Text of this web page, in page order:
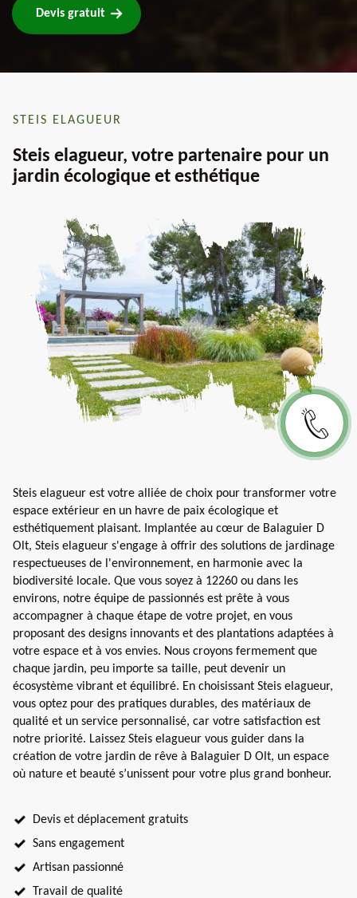
Devis gratuit
STEIS ELAGUEUR
Steis elagueur, votre partenaire pour un
jardin écologique et esthétique
Steis elagueur est votre alliée de choix pour transformer votre
espace extérieur en un havre de paix écologique et
esthétiquement plaisant. Implantée au cœur de Balaguier D
Olt, Steis elagueur s'engage à offrir des solutions de jardinage
respectueuses de l'environnement, en harmonie avec la
biodiversité locale. Que vous soyez à 12260 ou dans les
environs, notre équipe de passionnés est prête à vous
accompagner à chaque étape de votre projet, en vous
proposant des designs innovants et des plantations adaptées à
votre espace et à vos envies. Nous croyons fermement que
chaque jardin, peu importe sa taille, peut devenir un
écosystème vibrant et équilibré. En choisissant Steis elagueur,
vous optez pour des pratiques durables, des matériaux de
qualité et un service personnalisé, car votre satisfaction est
notre priorité. Laissez Steis elagueur vous guider dans la
création de votre jardin de rêve à Balaguier D Olt, un espace
où nature et beauté s’unissent pour votre plus grand bonheur.
Devis et déplacement gratuits
Sans engagement
Artisan passionné
Travail de qualité